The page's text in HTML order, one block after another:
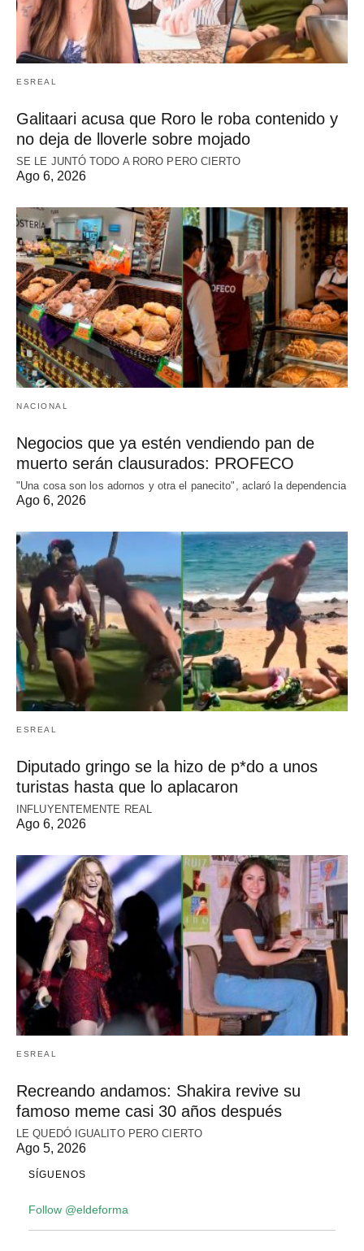
ESREAL
Galitaari acusa que Roro le roba contenido y
no deja de lloverle sobre mojado
SE LE JUNTÓ TODO A RORO PERO CIERTO
Ago 6, 2026
NACIONAL
Negocios que ya estén vendiendo pan de
muerto serán clausurados: PROFECO
"Una cosa son los adornos y otra el panecito", aclaró la dependencia
Ago 6, 2026
ESREAL
Diputado gringo se la hizo de p*do a unos
turistas hasta que lo aplacaron
INFLUYENTEMENTE REAL
Ago 6, 2026
ESREAL
Recreando andamos: Shakira revive su
famoso meme casi 30 años después
LE QUEDÓ IGUALITO PERO CIERTO
Ago 5, 2026
SÍGUENOS
Follow @eldeforma